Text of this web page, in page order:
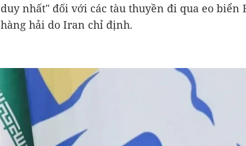
duy nhất" đối với các tàu thuyền đi qua eo biển
hàng hải do Iran chỉ định.